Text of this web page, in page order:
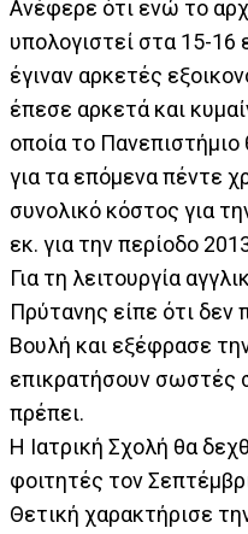
Ανέφερε ότι ενώ το
υπολογιστεί στα 15-16
έγιναν αρκετές
έπεσε αρκετά και
οποία το
για τα επόμενα πέντε
συνολικό κόστος για
εκ. για την περίοδο
Για τη λειτουργία
Πρύτανης είπε ότι δεν
Βουλή και εξέφρασε
επικρατήσουν σωστές
πρέπει.
Η Ιατρική Σχολή θα
φοιτητές τον
Θετική χαρακτήρισε